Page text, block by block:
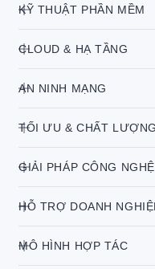
KỸ THUẬT PHẦN MỀM
CLOUD & HẠ TẦNG
AN NINH MẠNG
TỐI ƯU & CHẤT LƯỢNG
GIẢI PHÁP CÔNG NGHỆ
HỖ TRỢ DOANH
MÔ HÌNH HỢP TÁC